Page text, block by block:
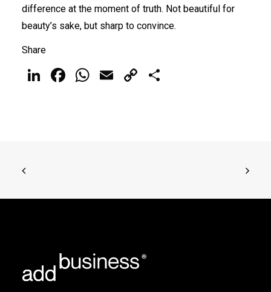
difference at the moment of truth. Not beautiful for
beauty’s sake, but sharp to convince.
Share
LinkedIn
Facebook
WhatsApp
EmailCopy